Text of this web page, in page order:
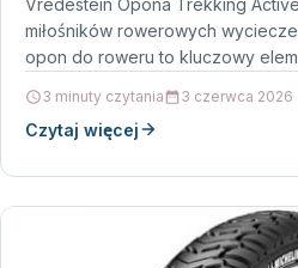
Refleks Czarna Dwz
Vredestein Opona Trekking
miłośników rowerowych
opon do roweru to kluczowy
3 minuty czytania 3 czerwca 2026
Czytaj więcej